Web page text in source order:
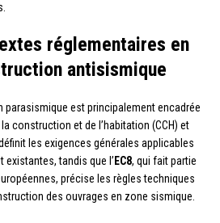
réglementaires en
antisismique
parasismique est principalement encadrée
construction et de l’habitation (CCH) et
les exigences générales applicables
tandis que l’ EC8, qui fait partie
précise les règles techniques
des ouvrages en zone sismique.